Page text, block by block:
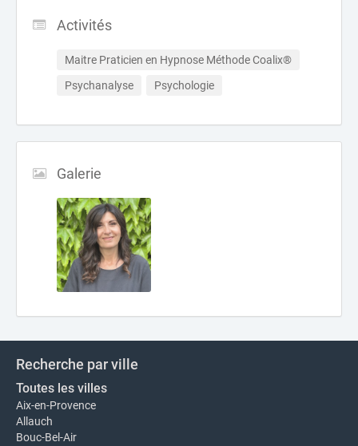
Activités
Maitre Praticien en Hypnose Méthode Coalix®
Psychanalyse
Psychologie
Galerie
Recherche par ville
Toutes les villes
Aix-en-Provence
Allauch
Bouc-Bel-Air